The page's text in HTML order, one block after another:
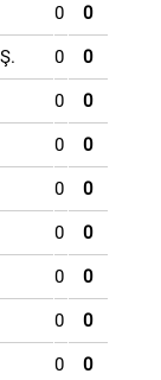
0 0
0 0
0 0
0 0
0 0
0 0
0 0
0 0
0 0